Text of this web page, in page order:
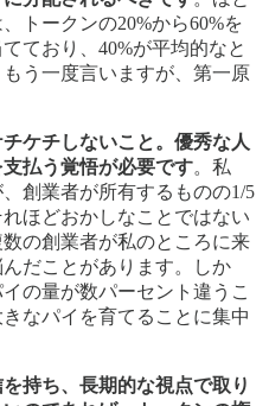
トークンの20%から60%を
ており、40%が平均的なと
う一度言いますが、第一原
ケチしないこと。優秀な人
払う覚悟が必要です。私
創業者が所有するものの1/5
ほどおかしなことではない
の創業者が私のところに来
だことがあります。しか
の量が数パーセント違うこ
なパイを育てることに集中
持ち、長期的な視点で取り